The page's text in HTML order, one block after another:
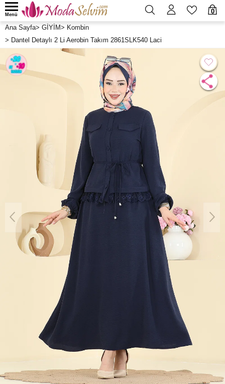
0
Menü
Ana Sayfa> GİYİM> Kombin
> Dantel Detaylı 2 Li Aerobin Takım 2861SLK540 Laci